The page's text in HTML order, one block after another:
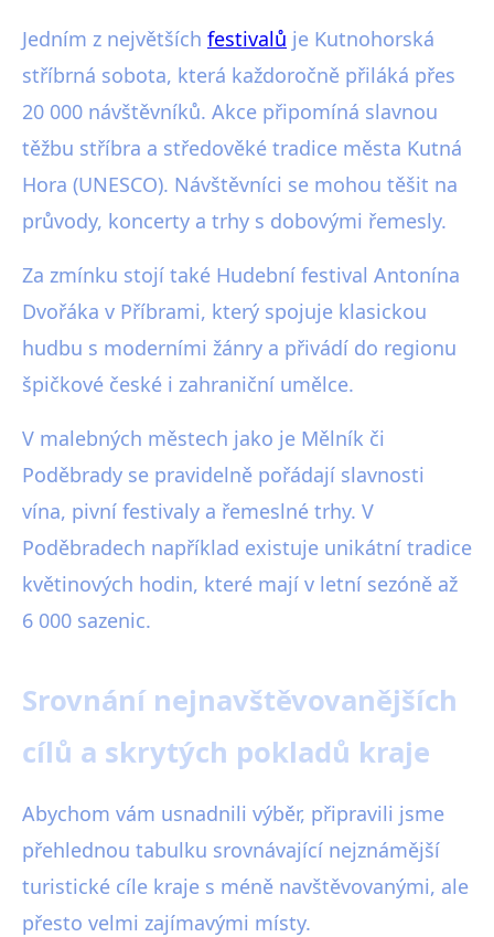
Jedním z největších festivalů je Kutnohorská
stříbrná sobota, která každoročně přiláká přes
20 000 návštěvníků. Akce připomíná slavnou
těžbu stříbra a středověké tradice města Kutná
Hora (UNESCO). Návštěvníci se mohou těšit na
průvody, koncerty a trhy s dobovými řemesly.
Za zmínku stojí také Hudební festival Antonína
Dvořáka v Příbrami, který spojuje klasickou
hudbu s moderními žánry a přivádí do regionu
špičkové české i zahraniční umělce.
V malebných městech jako je Mělník či
Poděbrady se pravidelně pořádají slavnosti
vína, pivní festivaly a řemeslné trhy. V
Poděbradech například existuje unikátní tradice
květinových hodin, které mají v letní sezóně až
6 000 sazenic.
Srovnání nejnavštěvovanějších
cílů a skrytých pokladů kraje
Abychom vám usnadnili výběr, připravili jsme
přehlednou tabulku srovnávající nejznámější
turistické cíle kraje s méně navštěvovanými, ale
přesto velmi zajímavými místy.